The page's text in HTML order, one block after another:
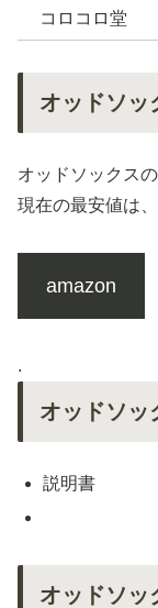
コロコロ堂
オッドソッ
オッドソックス
現在の最安値は
amazon
.
オッドソッ
説明書
オッドソッ